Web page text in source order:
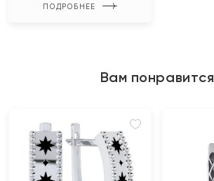
ПОДРОБНЕЕ
Вам понравится